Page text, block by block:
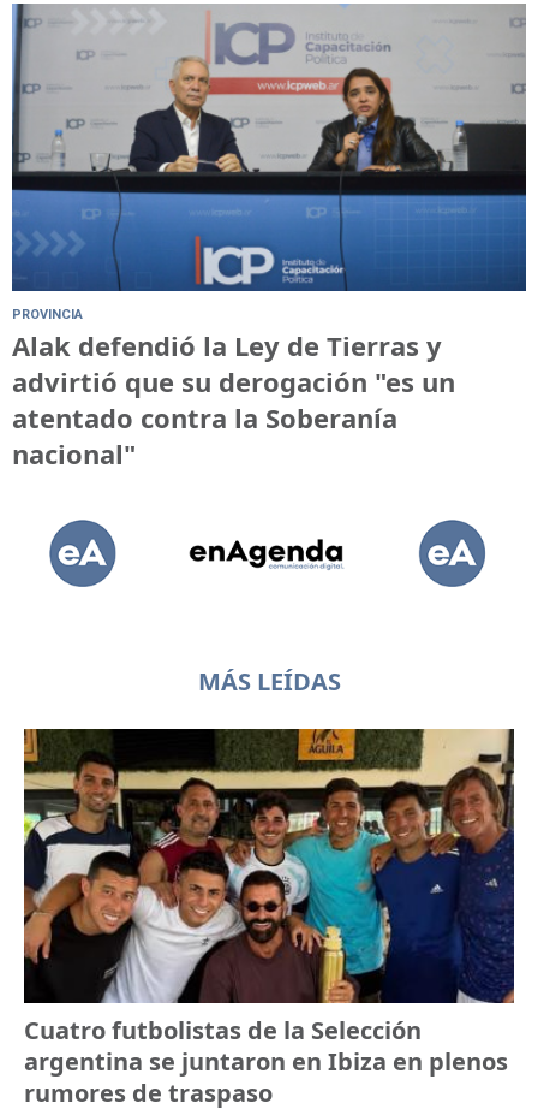
PROVINCIA
Alak defendió la Ley de Tierras y
advirtió que su derogación "es un
atentado contra la Soberanía
nacional"
MÁS LEÍDAS
Cuatro futbolistas de la Selección
argentina se juntaron en Ibiza en plenos
rumores de traspaso